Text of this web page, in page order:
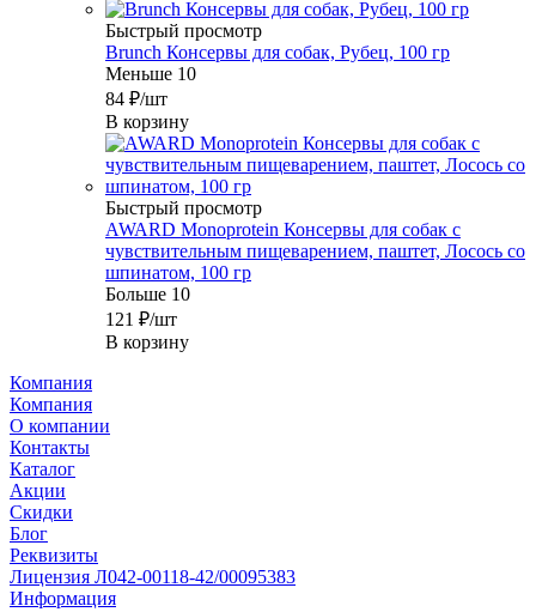
Быстрый просмотр
Brunch Консервы для собак, Рубец, 100 гр
Меньше 10
84 ₽/шт
В корзину
Быстрый просмотр
AWARD Monoprotein Консервы для собак с
чувствительным пищеварением, паштет, Лосось со
шпинатом, 100 гр
Больше 10
121 ₽/шт
В корзину
Компания
Компания
О компании
Контакты
Каталог
Акции
Скидки
Блог
Реквизиты
Лицензия Л042-00118-42/00095383
Информация